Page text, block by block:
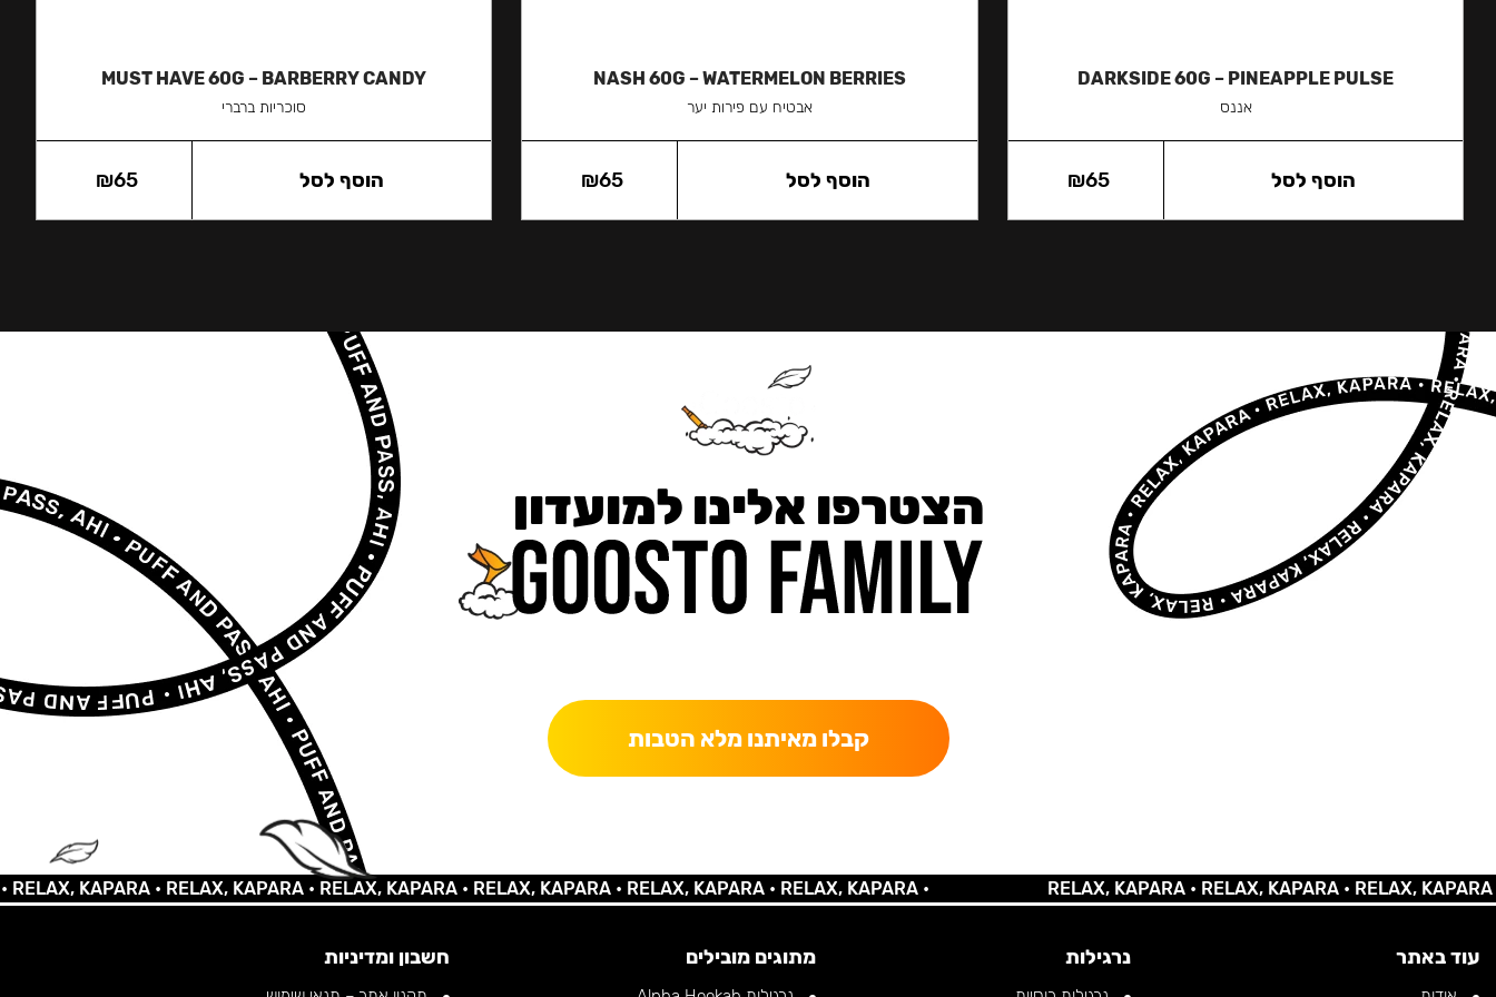
DARKSIDE 60G – PINEAPPLE PULSE
אננס
₪65 הוסף לסל
NASH 60G – WATERMELON BERRIES
אבטיח עם פירות יער
₪65 הוסף לסל
MUST HAVE 60G – BARBERRY CANDY
סוכריות ברברי
₪65 הוסף לסל
הצטרפו אלינו למועדון
קבלו מאיתנו מלא הטבות
KAPARA •RELAX, KAPARA •RELAX, KAPARA •RELAX, KAPARA •RELAX, KAPARA •RELAX, KAPARA • RELAX, KAPARA •RELAX, KAPARA •RELAX, KAPARA •
עוד באתר נרגילות מתוגים מובילים חשבון ומדיניות